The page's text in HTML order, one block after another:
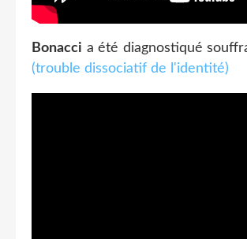
Bonacci a été diagnostiqué
(trouble dissociatif de l'identité)